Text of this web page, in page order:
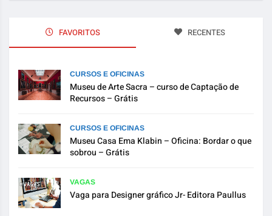
FAVORITOS RECENTES
CURSOS E OFICINAS
Museu de Arte Sacra – curso de Captação de
Recursos – Grátis
CURSOS E OFICINAS
Museu Casa Ema Klabin – Oficina: Bordar o que
sobrou – Grátis
VAGAS
Vaga para Designer gráfico Jr- Editora Paullus